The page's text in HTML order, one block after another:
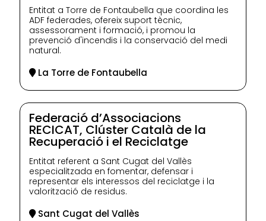
Entitat a Torre de Fontaubella que coordina les
ADF federades, ofereix suport tècnic,
assessorament i formació, i promou la
prevenció d'incendis i la conservació del medi
natural.
La Torre de Fontaubella
Federació d’Associacions
RECICAT, Clúster Català de la
Recuperació i el Reciclatge
Entitat referent a Sant Cugat del Vallès
especialitzada en fomentar, defensar i
representar els interessos del reciclatge i la
valorització de residus.
Sant Cugat del Vallès